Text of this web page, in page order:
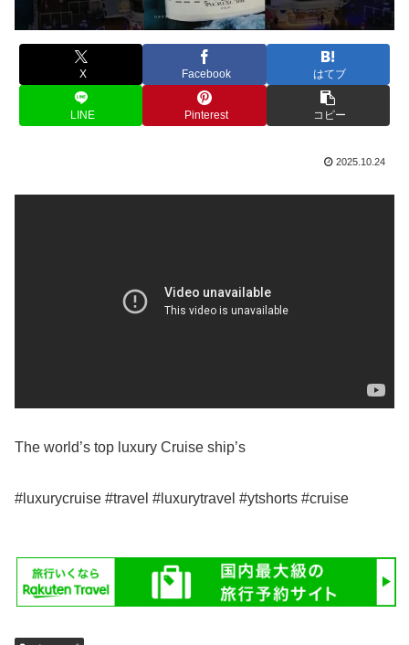
X Facebook はてブ
LINE Pinterest コピー
2025.10.24
The world’s top luxury Cruise ship’s
#luxurycruise #travel #luxurytravel #ytshorts #cruise